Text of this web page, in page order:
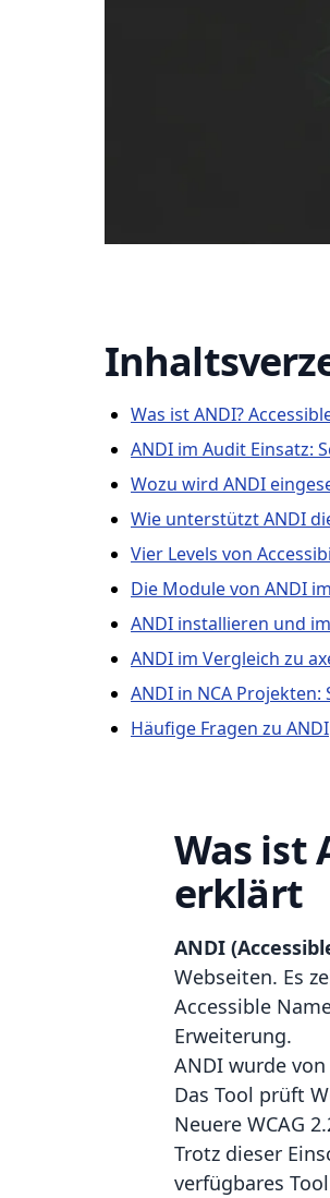
Was ist ANDI?
ANDI im Audit Einsatz:
Wozu wird ANDI
Wie unterstützt ANDI
Vier Levels von
Die Module von ANDI
ANDI installieren und
ANDI im Vergleich zu
ANDI in NCA
Häufige Fragen zu ANDI
Was ist
erklärt
ANDI
Webseiten. Es
Accessible
Erweiterung.
ANDI wurde
Das Tool prüft
Neuere WCAG
Trotz dieser
verfügbares